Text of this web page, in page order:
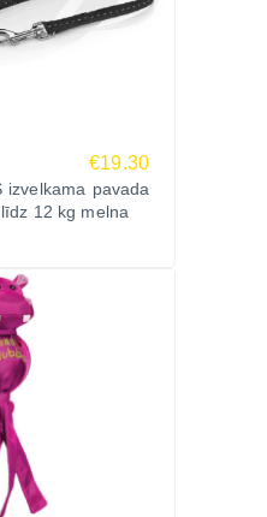
€19.30
izvelkama pavada
12 kg melna